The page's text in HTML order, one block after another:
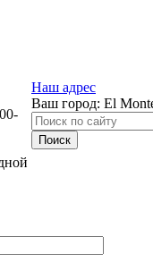
Наш адрес
Ваш город: El